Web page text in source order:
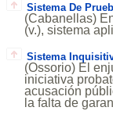
Sistema De
(Cabanellas)
(v.), sistema
Sistema
(Ossorio) El
iniciativa
acusación
la falta de